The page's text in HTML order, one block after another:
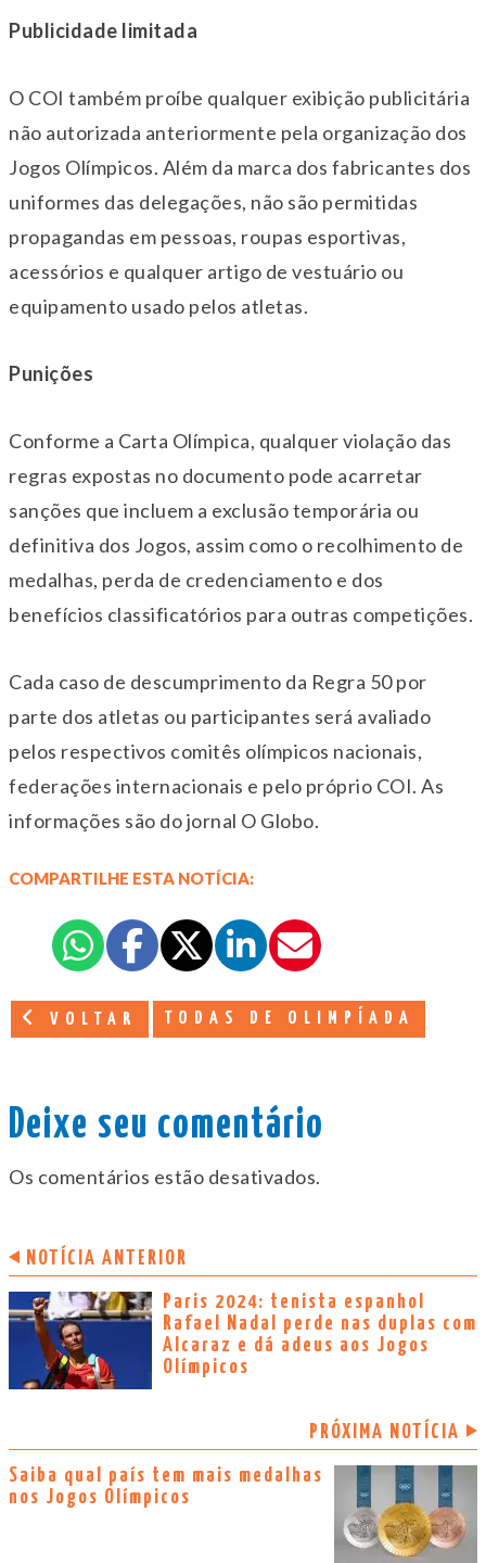
Publicidade limitada
O COI também proíbe qualquer exibição publicitária
não autorizada anteriormente pela organização dos
Jogos Olímpicos. Além da marca dos fabricantes dos
uniformes das delegações, não são permitidas
propagandas em pessoas, roupas esportivas,
acessórios e qualquer artigo de vestuário ou
equipamento usado pelos atletas.
Punições
Conforme a Carta Olímpica, qualquer violação das
regras expostas no documento pode acarretar
sanções que incluem a exclusão temporária ou
definitiva dos Jogos, assim como o recolhimento de
medalhas, perda de credenciamento e dos
benefícios classificatórios para outras competições.
Cada caso de descumprimento da Regra 50 por
parte dos atletas ou participantes será avaliado
pelos respectivos comitês olímpicos nacionais,
federações internacionais e pelo próprio COI. As
informações são do jornal O Globo.
COMPARTILHE ESTA NOTÍCIA:
VOLTAR TODAS DE OLIMPÍADA
Deixe seu comentário
Os comentários estão desativados.
NOTÍCIA ANTERIOR
Paris 2024: tenista espanhol
Rafael Nadal perde nas duplas com
Alcaraz e dá adeus aos Jogos
Olímpicos
PRÓXIMA NOTÍCIA
Saiba qual país tem mais medalhas
nos Jogos Olímpicos